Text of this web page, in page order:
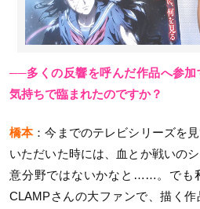
──多くの反響を呼んだ作品へ参
気持ちで臨まれたのですか？
橋本：今までのテレビシリーズを
いただいた時には、血とか戦いの
意分野ではないかなと……。でも
CLAMPさんの大ファンで、描く